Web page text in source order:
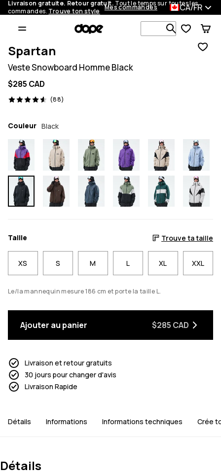
Livraison gratuite. Retour gratuit. Tout le temps sur toutes les
commandes. Trouve ton style Mes commandes CA/FR
Recherche
Spartan
Veste Snowboard Homme Black
$285 CAD
(88)
88 avis, 4.6/5
Couleur Black
Taille Trouve ta taille
XS S M L XL XXL
Le/la mannequin mesure 186 cm et porte la taille L.
Ajouter au panier $285 CAD
Livraison et retour gratuits
30 jours pour changer d'avis
Livraison Rapide
Détails Informations Informations techniques Crée
Détails